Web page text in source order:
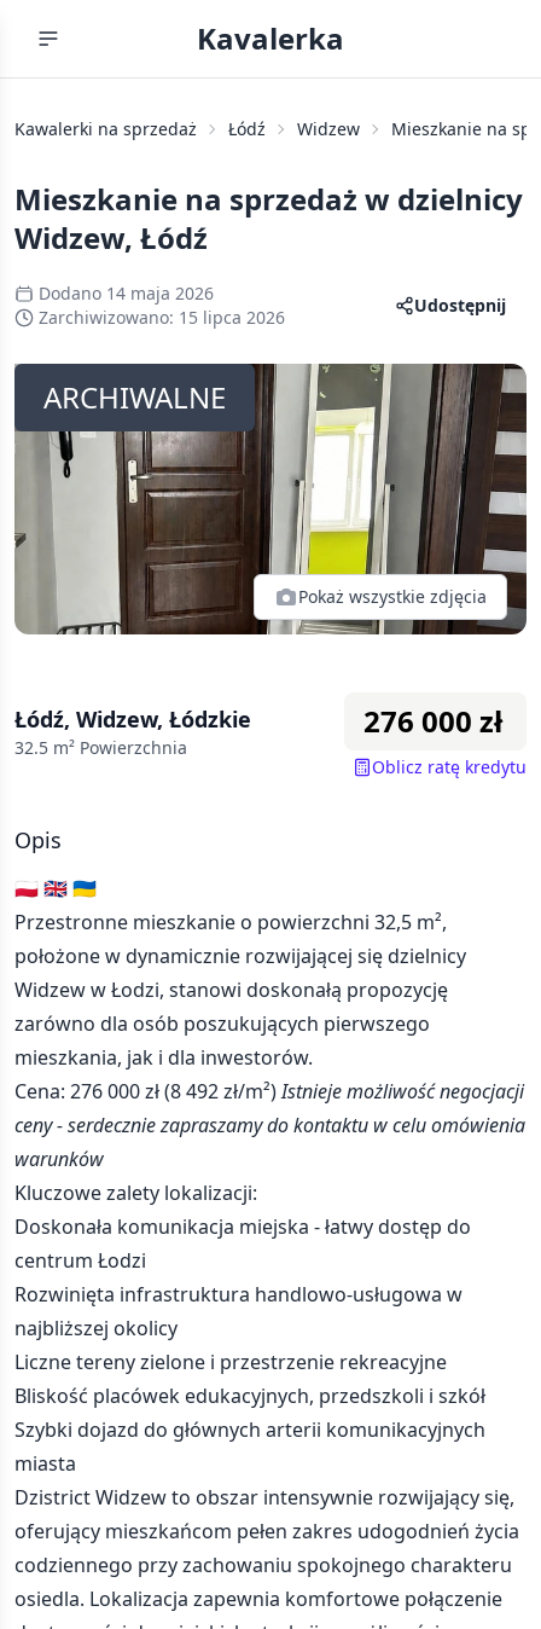
Kavalerka
Kawalerki na sprzedaż Łódź Widzew Mieszkanie na
Mieszkanie na sprzedaż w dzielnicy
Widzew, Łódź
Dodano 14 maja 2026
Zarchiwizowano: 15 lipca 2026
Udostępnij
ARCHIWALNE
Pokaż wszystkie zdjęcia
Łódź, Widzew, Łódzkie
32.5 m² Powierzchnia
276 000 zł
Oblicz ratę kredytu
Opis
🇵🇱 🇬🇧 🇺🇦
Przestronne mieszkanie o powierzchni 32,5 m²,
położone w dynamicznie rozwijającej się dzielnicy
Widzew w Łodzi, stanowi doskonałą propozycję
zarówno dla osób poszukujących pierwszego
mieszkania, jak i dla inwestorów.
Cena: 276 000 zł (8 492 zł/m²)Istnieje możliwość negocjacji
ceny - serdecznie zapraszamy do kontaktu w celu omówienia
warunków
Kluczowe zalety lokalizacji:
Doskonała komunikacja miejska - łatwy dostęp do
centrum Łodzi
Rozwinięta infrastruktura handlowo-usługowa w
najbliższej okolicy
Liczne tereny zielone i przestrzenie rekreacyjne
Bliskość placówek edukacyjnych, przedszkoli i szkół
Szybki dojazd do głównych arterii komunikacyjnych
miasta
Dzistrict Widzew to obszar intensywnie rozwijający się,
oferujący mieszkańcom pełen zakres udogodnień życia
codziennego przy zachowaniu spokojnego charakteru
osiedla. Lokalizacja zapewnia komfortowe połączenie